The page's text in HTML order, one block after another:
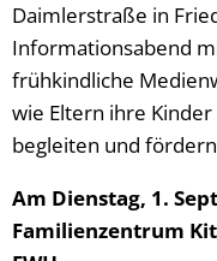
Daimlerstraße in
Informationsabend
frühkindliche
wie Eltern ihre
begleiten und
Am Dienstag, 1.
Familienzentrum